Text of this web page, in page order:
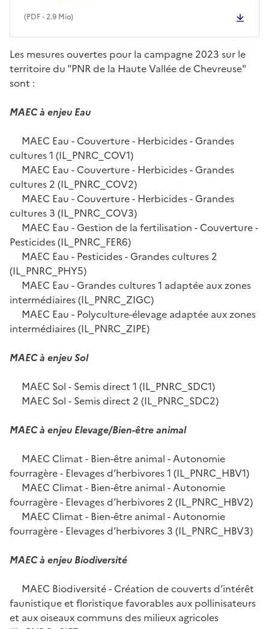
(PDF- 2.9 Mio)
Les mesures ouvertes pour la campagne 2023 sur le
territoire du "PNR de la Haute Vallée de Chevreuse"
sont :
MAEC à enjeu Eau
MAEC Eau - Couverture - Herbicides - Grandes
cultures 1 (IL_PNRC_COV1)
MAEC Eau - Couverture - Herbicides - Grandes
cultures 2 (IL_PNRC_COV2)
MAEC Eau - Couverture - Herbicides - Grandes
cultures 3 (IL_PNRC_COV3)
MAEC Eau - Gestion de la fertilisation - Couverture -
Pesticides (IL_PNRC_FER6)
MAEC Eau - Pesticides - Grandes cultures 2
(IL_PNRC_PHY5)
MAEC Eau - Grandes cultures 1 adaptée aux zones
intermédiaires (IL_PNRC_ZIGC)
MAEC Eau - Polyculture-élevage adaptée aux zones
intermédiaires (IL_PNRC_ZIPE)
MAEC à enjeu Sol
MAEC Sol - Semis direct 1 (IL_PNRC_SDC1)
MAEC Sol - Semis direct 2 (IL_PNRC_SDC2)
MAEC à enjeu Elevage/Bien-être animal
MAEC Climat - Bien-être animal - Autonomie
fourragère - Elevages d’herbivores 1 (IL_PNRC_HBV1)
MAEC Climat - Bien-être animal - Autonomie
fourragère - Elevages d’herbivores 2 (IL_PNRC_HBV2)
MAEC Climat - Bien-être animal - Autonomie
fourragère - Elevages d’herbivores 3 (IL_PNRC_HBV3)
MAEC à enjeu Biodiversité
MAEC Biodiversité - Création de couverts d’intérêt
faunistique et floristique favorables aux pollinisateurs
et aux oiseaux communs des milieux agricoles